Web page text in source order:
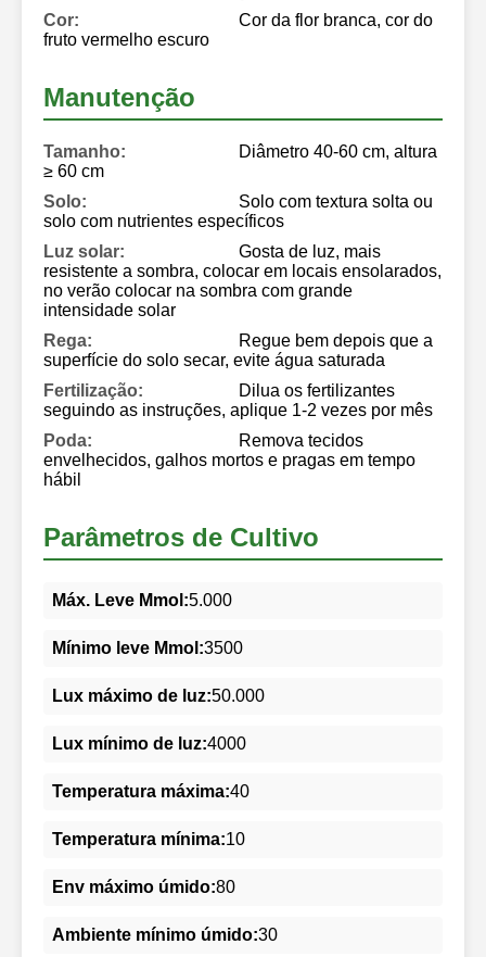
Cor:
Cor da flor branca, cor do
fruto vermelho escuro
Manutenção
Tamanho:
Diâmetro 40-60 cm, altura
≥ 60 cm
Solo:
Solo com textura solta ou
solo com nutrientes específicos
Luz solar:
Gosta de luz, mais
resistente a sombra, colocar em locais ensolarados,
no verão colocar na sombra com grande
intensidade solar
Rega:
Regue bem depois que a
superfície do solo secar, evite água saturada
Fertilização:
Dilua os fertilizantes
seguindo as instruções, aplique 1-2 vezes por mês
Poda:
Remova tecidos
envelhecidos, galhos mortos e pragas em tempo
hábil
Parâmetros de Cultivo
Máx. Leve Mmol:5.000
Mínimo leve Mmol:3500
Lux máximo de luz:50.000
Lux mínimo de luz:4000
Temperatura máxima:40
Temperatura mínima:10
Env máximo úmido:80
Ambiente mínimo úmido:30